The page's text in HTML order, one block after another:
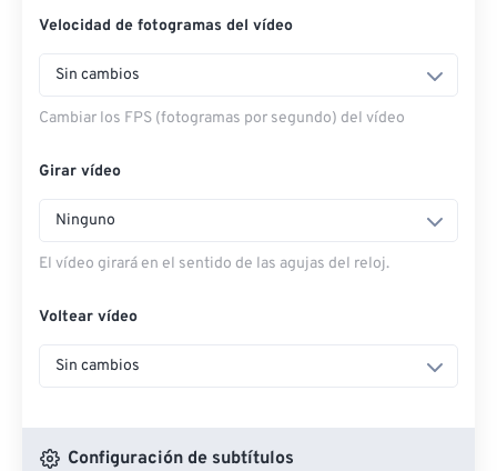
Velocidad de fotogramas del vídeo
Sin cambios
Cambiar los FPS (fotogramas por segundo) del vídeo
Girar vídeo
Ninguno
El vídeo girará en el sentido de las agujas del reloj.
Voltear vídeo
Sin cambios
Configuración de subtítulos